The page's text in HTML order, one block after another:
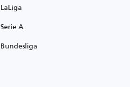
LaLiga
Serie A
Bundesliga